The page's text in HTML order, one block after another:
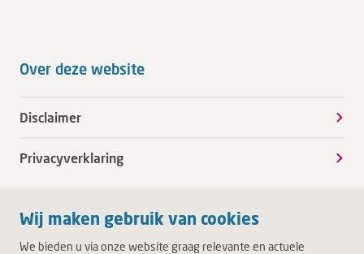
Wij maken gebruik van cookies
We bieden u via onze website graag relevante en actuele
Over deze website
Disclaimer
Privacyverklaring